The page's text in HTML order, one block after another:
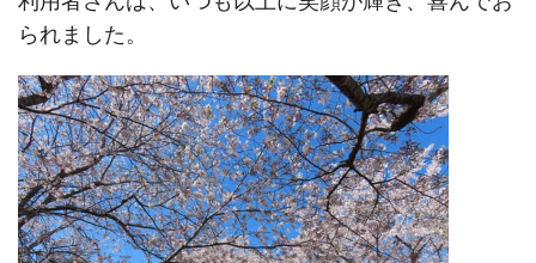
られました。